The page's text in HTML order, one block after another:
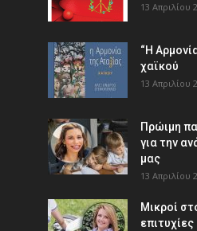
13 Απριλίου
“Η
χαϊκού
13 Απριλίου
Πρώιμη
για την
µας
13 Απριλίου
Μικροί
επιτυχίες